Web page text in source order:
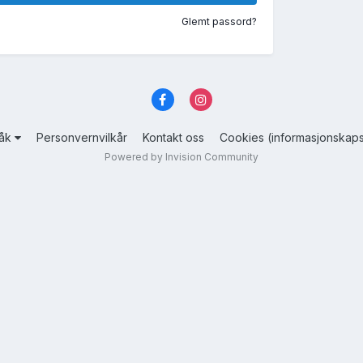
Glemt passord?
Personvernvilkår Kontakt oss Cookies
Powered by Invision Community